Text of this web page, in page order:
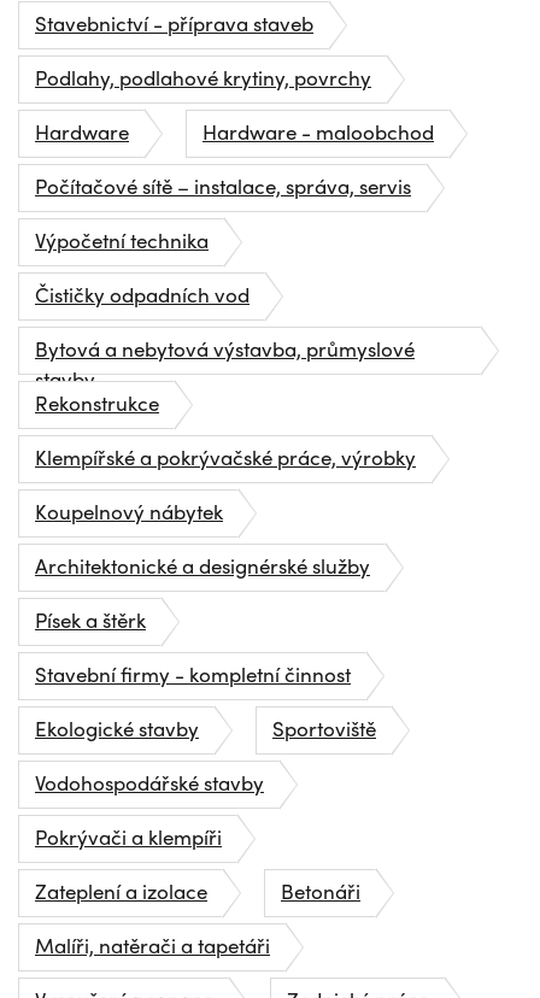
Stavebnictví - příprava staveb
Podlahy, podlahové krytiny, povrchy
Hardware
Hardware - maloobchod
Počítačové sítě – instalace, správa, servis
Výpočetní technika
Čističky odpadních vod
Bytová a nebytová výstavba, průmyslové
stavby
Rekonstrukce
Klempířské a pokrývačské práce, výrobky
Koupelnový nábytek
Architektonické a designérské služby
Písek a štěrk
Stavební firmy - kompletní činnost
Ekologické stavby
Sportoviště
Vodohospodářské stavby
Pokrývači a klempíři
Zateplení a izolace
Betonáři
Malíři, natěrači a tapetáři